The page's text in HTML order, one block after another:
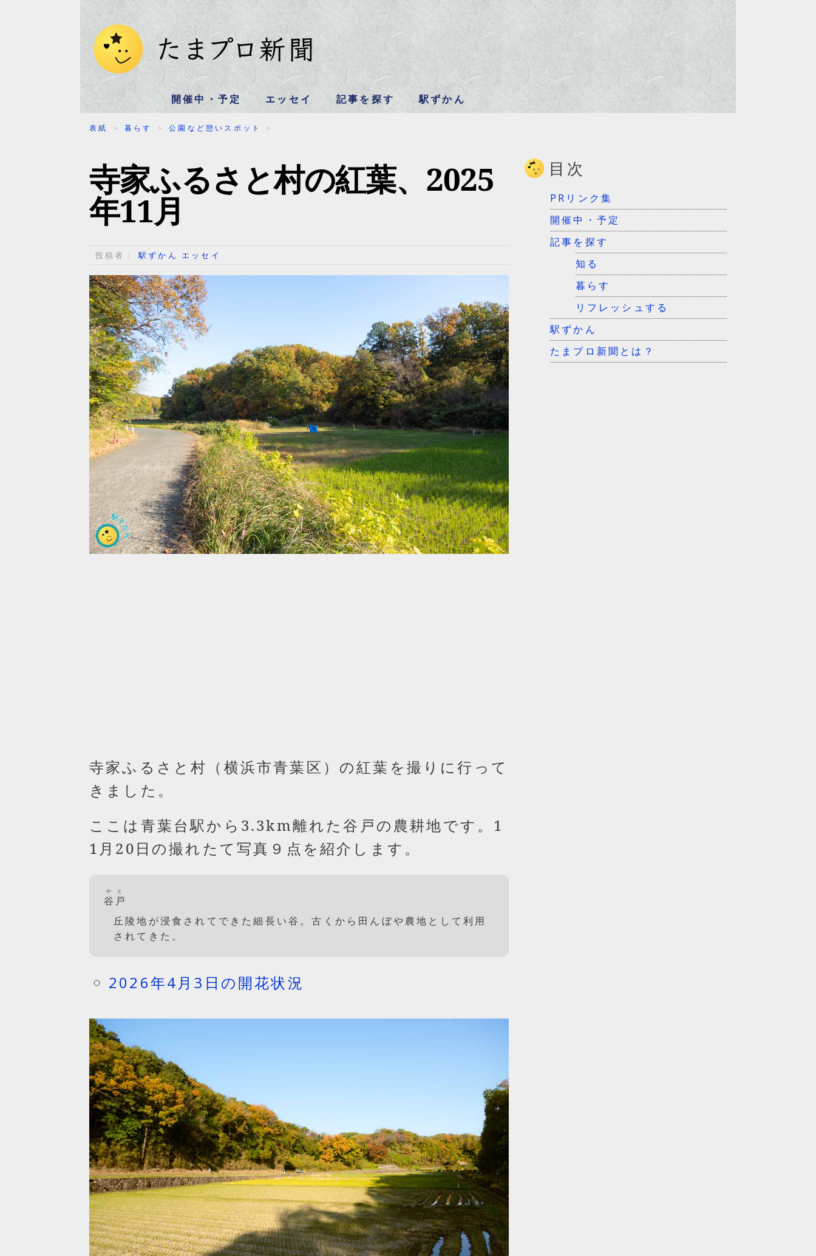
開催中・予定 エッセイ 記事を探す 駅ずかん
表紙 ＞ 暮らす ＞公園など憩いスポット ＞
寺家ふるさと村の紅葉、2025
年11月
投稿者：駅ずかん エッセイ
寺家ふるさと村（横浜市青葉区）の紅葉を撮りに行って
きました。
ここは青葉台駅から3.3km離れた谷戸の農耕地です。1
1月20日の撮れたて写真９点を紹介します。
谷戸
やと
丘陵地が浸食されてできた細長い谷。古くから田んぼや農地として利用
されてきた。
2026年4月3日の開花状況
目次
PRリンク集
開催中・予定
記事を探す
知る
暮らす
リフレッシュする
駅ずかん
たまプロ新聞とは？